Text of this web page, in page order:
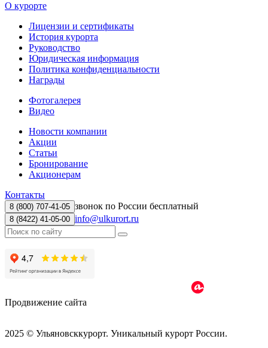
О курорте
Лицензии и сертификаты
История курорта
Руководство
Юридическая информация
Политика конфиденциальности
Награды
Фотогалерея
Видео
Новости компании
Акции
Статьи
Бронирование
Акционерам
Контакты
8 (800) 707-41-05 звонок по России бесплатный
8 (8422) 41-05-00 info@ulkurort.ru
Продвижение сайта
2025 © Ульяновсккурорт. Уникальный курорт России.